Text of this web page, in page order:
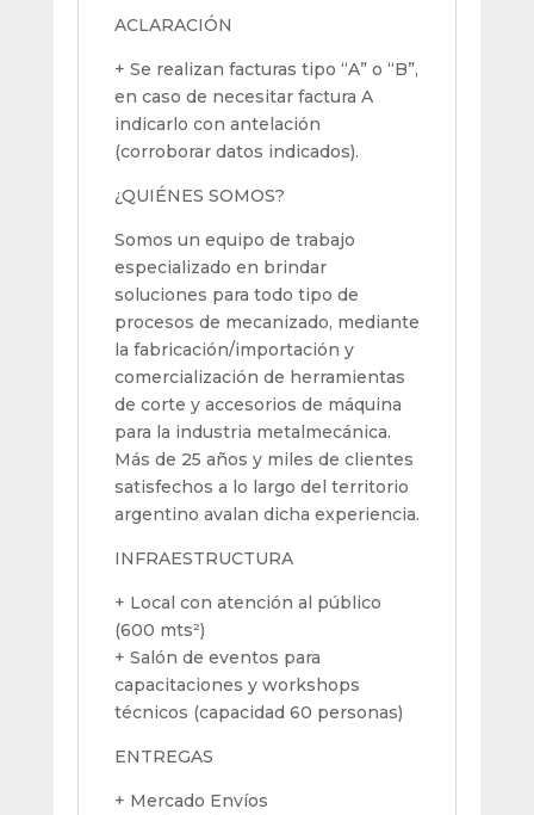
ACLARACIÓN
+ Se realizan facturas tipo “A” o “B”,
en caso de necesitar factura A
indicarlo con antelación
(corroborar datos indicados).
¿QUIÉNES SOMOS?
Somos un equipo de trabajo
especializado en brindar
soluciones para todo tipo de
procesos de mecanizado, mediante
la fabricación/importación y
comercialización de herramientas
de corte y accesorios de máquina
para la industria metalmecánica.
Más de 25 años y miles de clientes
satisfechos a lo largo del territorio
argentino avalan dicha experiencia.
INFRAESTRUCTURA
+ Local con atención al público
(600 mts²)
+ Salón de eventos para
capacitaciones y workshops
técnicos (capacidad 60 personas)
ENTREGAS
+ Mercado Envíos